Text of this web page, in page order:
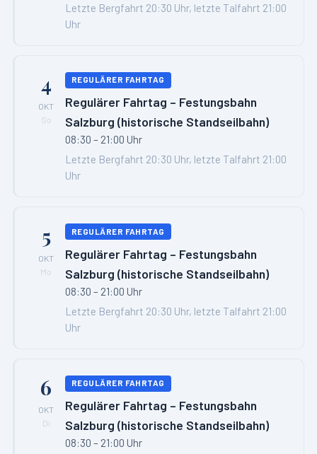
Letzte Bergfahrt 20:30 Uhr, letzte Talfahrt 21:00
Uhr
4
OKT
So
REGULÄRER FAHRTAG
Regulärer Fahrtag – Festungsbahn
Salzburg (historische Standseilbahn)
08:30 – 21:00 Uhr
Letzte Bergfahrt 20:30 Uhr, letzte Talfahrt 21:00
Uhr
5
OKT
Mo
REGULÄRER FAHRTAG
Regulärer Fahrtag – Festungsbahn
Salzburg (historische Standseilbahn)
08:30 – 21:00 Uhr
Letzte Bergfahrt 20:30 Uhr, letzte Talfahrt 21:00
Uhr
6
OKT
Di
REGULÄRER FAHRTAG
Regulärer Fahrtag – Festungsbahn
Salzburg (historische Standseilbahn)
08:30 – 21:00 Uhr